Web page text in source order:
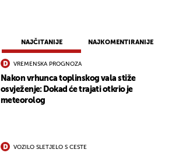
NAJČITANIJE NAJKOMENTIRANIJE
VREMENSKA PROGNOZA
Nakon vrhunca toplinskog vala stiže
osvježenje: Dokad će trajati otkrio je
meteorolog
VOZILO SLETJELO S CESTE